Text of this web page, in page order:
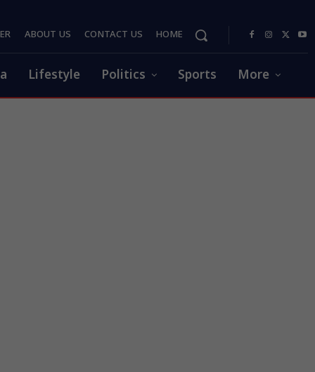
ABOUT US CONTACT US HOME
Lifestyle Politics Sports More